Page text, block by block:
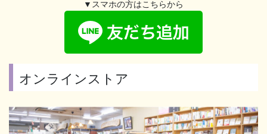
▼スマホの方はこちらから
オンラインストア